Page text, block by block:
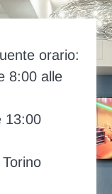
orario:
8:00 alle
13:00